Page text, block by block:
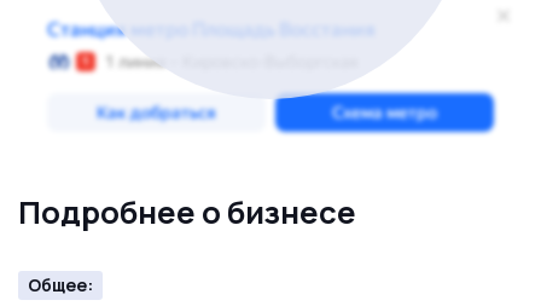
предложения станут: инвестирование в доходный и
проверенный временем бизнес. А так же,
возможность увеличение выручки за счет введения
дополнительных услуг. Спрос на услуги шелкографии
Подробнее о бизнесе
Общее: